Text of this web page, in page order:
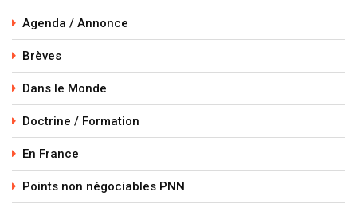
Agenda / Annonce
Brèves
Dans le Monde
Doctrine / Formation
En France
Points non négociables PNN